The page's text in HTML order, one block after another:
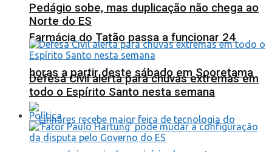
Farmácia do Tatão passa a funcionar 24
horas a partir deste sábado em Sooretama
Pedágio sobe, mas duplicação não chega ao
Norte do ES
Defesa Civil alerta para chuvas extremas em
todo o Espírito Santo nesta semana
Política